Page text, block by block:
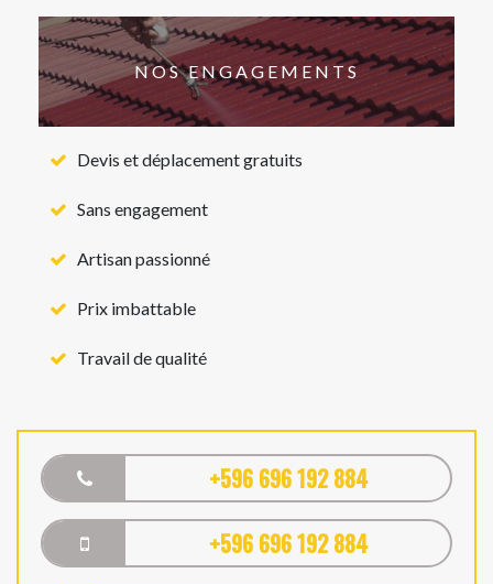
NOS ENGAGEMENTS
Devis et déplacement gratuits
Sans engagement
Artisan passionné
Prix imbattable
Travail de qualité
+596 696 192 884
+596 696 192 884